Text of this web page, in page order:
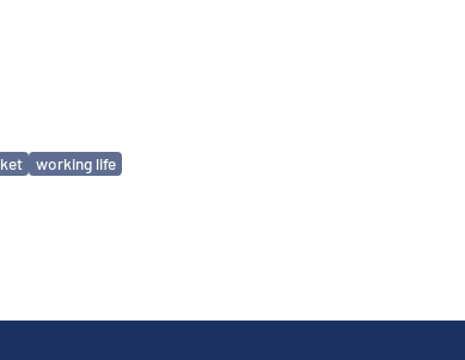
working life